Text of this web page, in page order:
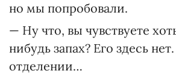
но мы попробовали.
— Ну что, вы чувствуете
нибудь запах? Его здесь
отделении…